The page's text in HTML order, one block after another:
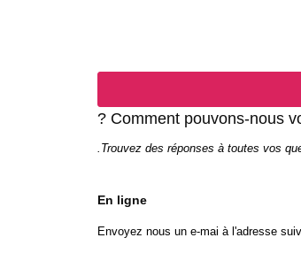
Comment pouvons-nous
Trouvez des réponses à toutes vos
En ligne
Envoyez nous un e-mai à l'adresse